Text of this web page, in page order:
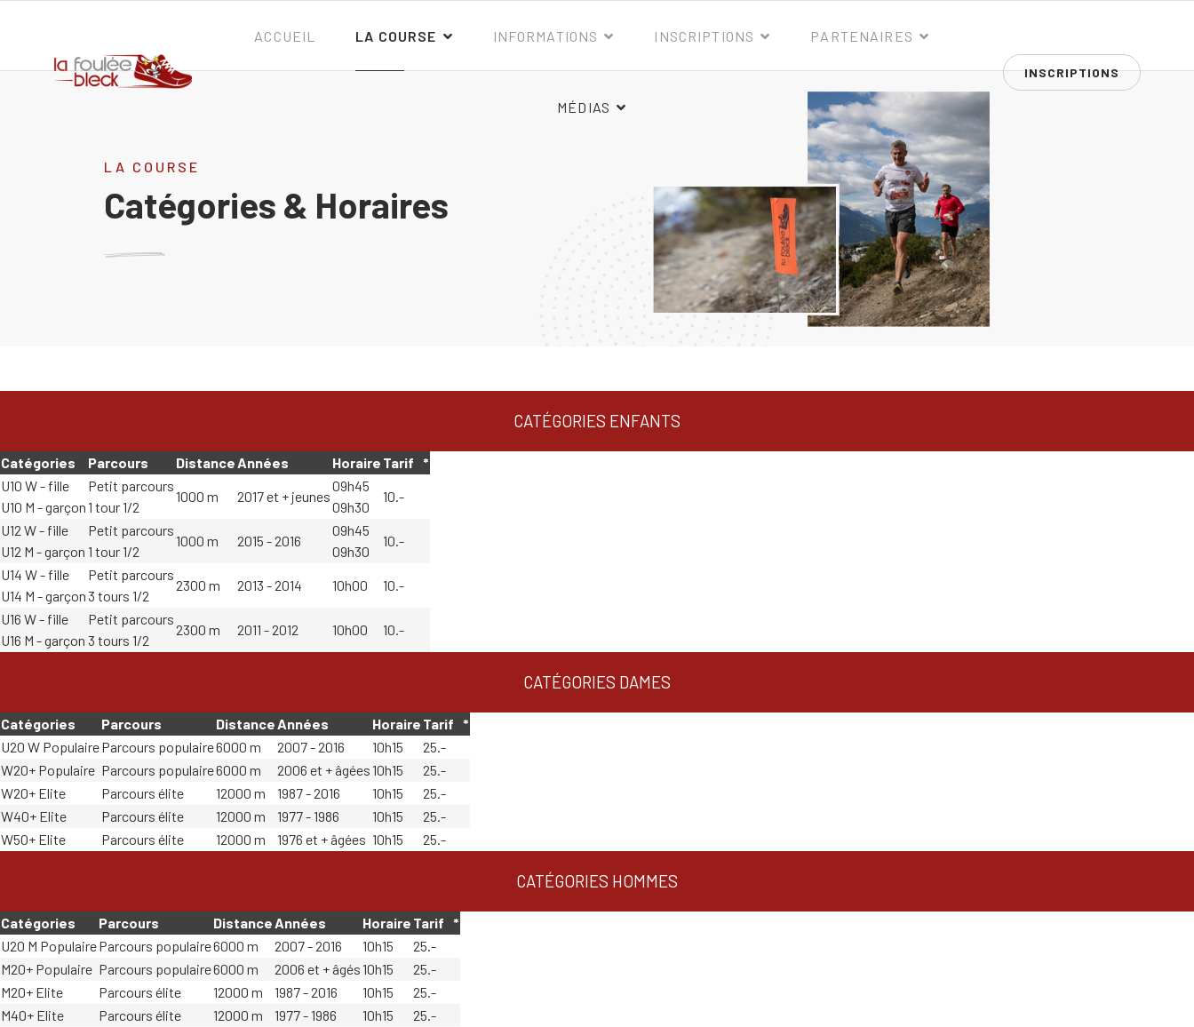
ACCUEIL LA COURSE INFORMATIONS INSCRIPTIONS PARTENAIRES
MÉDIAS
INSCRIPTIONS
LA COURSE
Catégories & Horaires
CATÉGORIES ENFANTS
Catégories Parcours DistanceAnnées Horaire Tarif *
U10 W - fille
U10 M - garçon
Petit parcours
1 tour 1/2
1000 m 2017 et + jeunes
09h45
09h30
10.-
U12 W - fille
U12 M - garçon
Petit parcours
1 tour 1/2
1000 m 2015 - 2016
09h45
09h30
10.-
U14 W - fille
U14 M - garçon
Petit parcours
3 tours 1/2
2300 m 2013 - 2014 10h00
10.-
U16 W - fille
U16 M - garçon
Petit parcours
3 tours 1/2
2300 m 2011 - 2012 10h00 10.-
CATÉGORIES DAMES
Catégories Parcours DistanceAnnées Horaire Tarif *
U20 W PopulaireParcours populaire6000 m 2007 - 2016 10h15
25.-
W20+ Populaire Parcours populaire6000 m 2006 et + âgées10h15
25.-
W20+ Elite
Parcours élite 12000 m 1987 - 2016 10h15
25.-
W40+ Elite
Parcours élite 12000 m 1977 - 1986 10h15
25.-
W50+ Elite
Parcours élite 12000 m 1976 et + âgées 10h15 25.-
CATÉGORIES HOMMES
Catégories Parcours DistanceAnnées Horaire Tarif *
U20 M PopulaireParcours populaire6000 m 2007 - 2016 10h15
25.-
M20+ Populaire Parcours populaire6000 m 2006 et + âgés10h15
25.-
M20+ Elite
Parcours élite 12000 m 1987 - 2016 10h15
25.-
M40+ Elite
Parcours élite 12000 m 1977 - 1986 10h15
25.-